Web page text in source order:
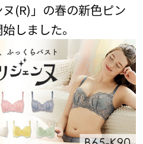
(R)」の春の新色ピン
しました。